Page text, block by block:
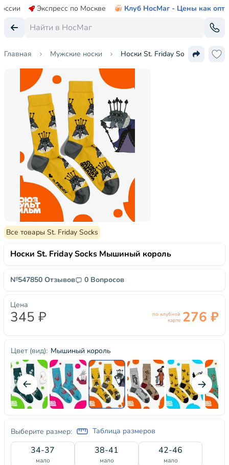
Экспресс по Москве Клуб НосМаг - Цены как опт
Главная Мужские носки Носки St. Friday Socks
Все товары St. Friday Socks
Носки St. Friday Socks Мышиный король
№547850 Отзывов 0 Вопросов
Цвет (вид): Мышиный король
Выберите размер: Таблица размеров
34-37
мало
38-41
мало
42-46
мало
Цена
345 ₽
по клубной
карте 276 ₽